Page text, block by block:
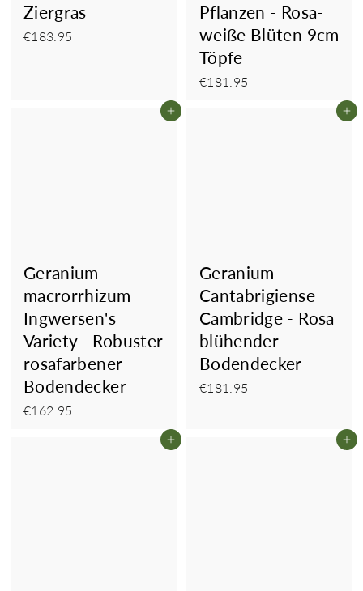
Ziergras
€183.95
Pflanzen - Rosa-
weiße Blüten 9cm
Töpfe
€181.95
In den Einkaufswagen legen
Geranium
macrorrhizum
Ingwersen's
Variety - Robuster
rosafarbener
Bodendecker
€162.95
In
Geranium
Cantabrigiense
Cambridge - Rosa
blühender
Bodendecker
€181.95
In den Einkaufswagen legen In